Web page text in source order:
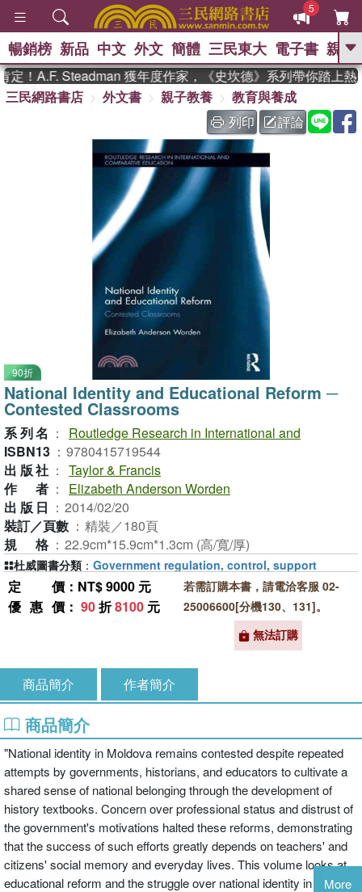
5
GO
熱搜： 東野圭吾 、 The Odyssey
、 如果歷史是一群喵 、 暑期
國際布克獎 臺灣漫遊錄 、 方
念華 、 台灣的李登輝時代
孩：黎曼猜想 、 偉大的迷走神經
暢銷榜 新品 中文 外文 簡體 三民東大 電子書 親子
！A.F. Steadman 獲年度作家，《史坎德》系列帶你踏上熱血
三民網路書店
外文書 親子教養
教育與養成
列印
評論
90折
National Identity and Educational Reform ─
Contested Classrooms
系列名 ：
Routledge Research in International and
ISBN13 ： 9780415719544
出版社 ： Taylor & Francis
作者 ：
Elizabeth Anderson Worden
出版日 ： 2014/02/20
裝訂／頁數 ： 精裝／180頁
規格 ： 22.9cm*15.9cm*1.3cm (高/寬/厚)
定價 ：NT$ 9000 元
優惠價 ： 90折8100 元
若需訂購本書，請電洽客服 02-
25006600[分機130、131]。
無法訂購
杜威圖書分類 ： Government regulation, control, support
商品簡介 作者簡介
商品簡介
"National identity in Moldova remains contested despite repeated
attempts by governments, historians, and educators to cultivate a
shared sense of national belonging through the development of
history textbooks. Concern over professional status and distrust of
the government's motivations halted these reforms, demonstrating
that the success of such efforts greatly depends on teachers' and
citizens' social memory and everyday lives. This volume looks at
educational reform and the struggle over national identity in theMore